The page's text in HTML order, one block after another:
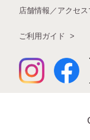
店舗情報／アクセ
ご利用ガイド